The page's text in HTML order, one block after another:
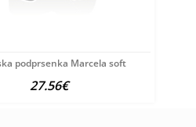
podprsenka Marcela soft
27.56€